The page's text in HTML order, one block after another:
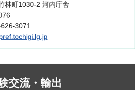
林町1030-2 河内庁舎
3071
交流・輸出